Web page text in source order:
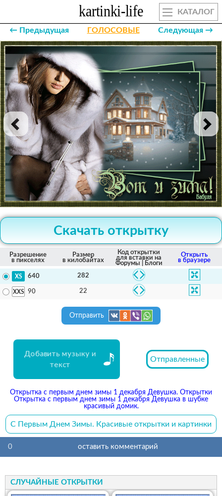
КАТАЛОГ
← Предыдущая ГОЛОСОВЫЕ Следующая →
Скачать открытку
Разрешение
в пикселях
Размер
в килобайтах
Код открытки
для вставки на
Форумы | Блоги
Открыть
в браузере
640 282
90 22
Отправить
Добавить музыку и
текст
Отправленные
Открытка с первым днем зимы 1 декабря Девушка. Открытки
Открытка с первым днем зимы 1 декабря Девушка в шубке
красивый домик.
С Первым Днем Зимы. Красивые открытки и картинки
0 оставить комментарий
СЛУЧАЙНЫЕ ОТКРЫТКИ